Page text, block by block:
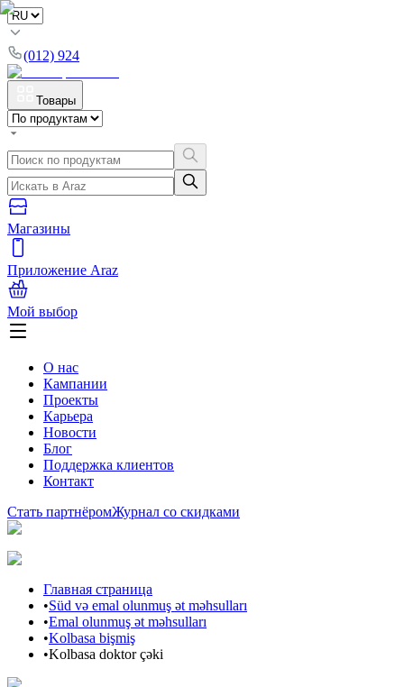
(012) 924
Товары
Магазины
Приложение Araz
Мой выбор
О нас
Кампании
Проекты
Карьера
Новости
Блог
Поддержка клиентов
Контакт
Стать партнёромЖурнал со скидками
Главная страница
•Süd və emal olunmuş ət məhsulları
•Emal olunmuş ət məhsulları
•Kolbasa bişmiş
•Kolbasa doktor çəki